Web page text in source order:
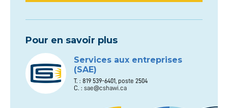
Pour en savoir plus
Services aux entreprises
(SAE)
T. : 819 539-6401, poste 2504
C. : sae@cshawi.ca